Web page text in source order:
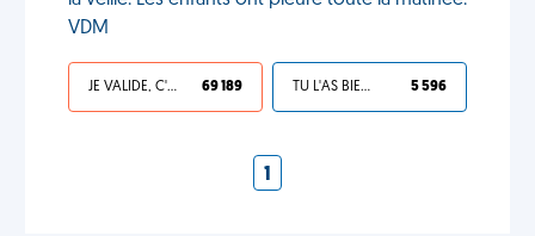
VDM
JE VALIDE, C'EST UNE VDM 69 189 TU L'AS BIEN MÉRITÉ 5 596
1